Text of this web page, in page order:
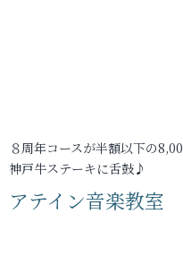
８周年コースが半額以下の
神戸牛ステーキに舌鼓♪
アテイン音楽教室